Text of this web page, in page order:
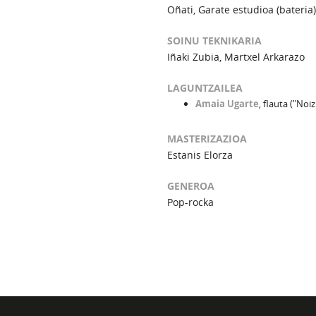
Oñati, Garate estudioa (bateria)
SOINU TEKNIKARIA
Iñaki Zubia, Martxel Arkarazo
LAGUNTZAILEA
Amaia Ugarte, flauta
MASTERIZAZIOA
Estanis Elorza
GENEROA
Pop-rocka